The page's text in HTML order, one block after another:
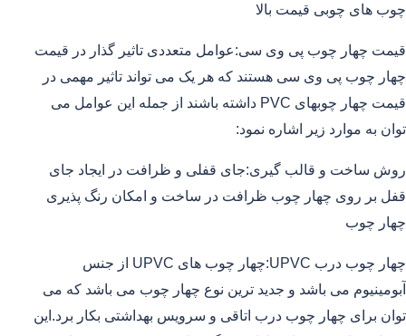
چوب های چوبی قیمت بالا
قیمت چهار چوب پی وی سی:عوامل متعددی تاثیر گذار در قیمت
چهار چوب پی وی سی هستند که هر یک می تواند تاثیر مهمی در
قیمت چهار چوبهای PVC داشته باشند از جمله این عوامل می
توان به موارد زیر اشاره نمود:
روش ساخت و قالب گیری:جای قفلی و ظرافت در ایجاد جای
قفل بر روی چهار چوب ظرافت در ساخت و امکان رنگ پذیری
چهار چوب
چهار چوب درب UPVC:چهار چوب های UPVC از جنس
آبومینیوم می باشد و جدید ترین نوع چهار چوب می باشد که می
توان برای چهار چوب درب اتاقی و سرویس بهداشتی بکار برد.این